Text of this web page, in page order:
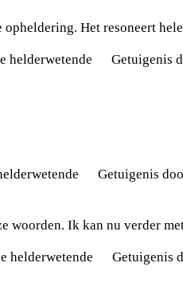
Het resoneert
Getuigenis
Getuigenis
woorden. Ik kan nu verder
Getuigenis